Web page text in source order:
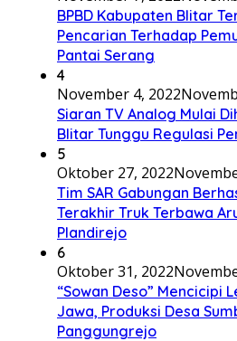
BPBD Kabupaten Blitar
Pencarian Terhadap
Pantai Serang
4
November 4, 2022
Siaran TV Analog Mulai
Blitar Tunggu Regulasi
5
Oktober 27, 2022
Tim SAR Gabungan
Terakhir Truk Terbawa
Plandirejo
6
Oktober 31, 2022
“Sowan Deso” Mencicipi
Jawa, Produksi Desa
Panggungrejo